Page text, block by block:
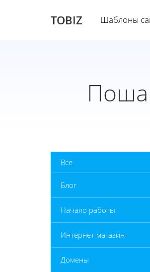
TOBIZ Шаблоны
Все
Блог
Начало работы
Интернет магазин
Домены